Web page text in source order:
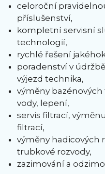
celoroční
příslušenství,
kompletní servisní
technologií,
rychlé řešení
poradenství v
výjezd technika,
výměny
vody, lepení,
servis filtrací,
filtrací,
výměny hadicových
trubkové rozvody,
zazimování a